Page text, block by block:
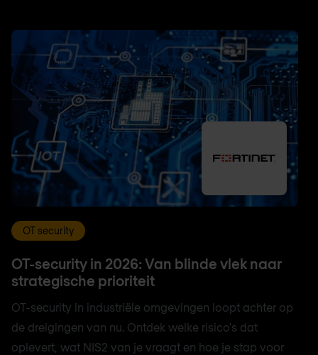
OT security
OT-security in 2026: Van blinde vlek naar
strategische prioriteit
OT-security in industriële omgevingen loopt achter op
de dreigingen van nu. Ontdek welke risico's dat
oplevert, wat NIS2 van je vraagt en hoe je stap voor